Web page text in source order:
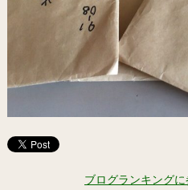
ブログランキングに